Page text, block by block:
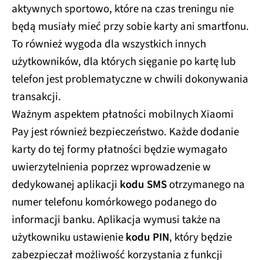
aktywnych sportowo, które na czas treningu nie
będą musiały mieć przy sobie karty ani smartfonu.
To również wygoda dla wszystkich innych
użytkowników, dla których sięganie po kartę lub
telefon jest problematyczne w chwili dokonywania
transakcji.
Ważnym aspektem płatności mobilnych Xiaomi
Pay jest również bezpieczeństwo. Każde dodanie
karty do tej formy płatności będzie wymagało
uwierzytelnienia poprzez wprowadzenie w
dedykowanej aplikacji kodu SMSotrzymanego na
numer telefonu komórkowego podanego do
informacji banku. Aplikacja wymusi także na
użytkowniku ustawieniekodu PIN, który będzie
zabezpieczał możliwość korzystania z funkcji